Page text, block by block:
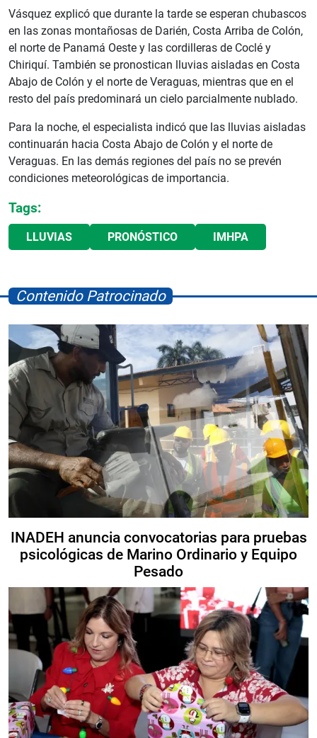
Vásquez explicó que durante la tarde se esperan chubascos
en las zonas montañosas de Darién, Costa Arriba de Colón,
el norte de Panamá Oeste y las cordilleras de Coclé y
Chiriquí. También se pronostican lluvias aisladas en Costa
Abajo de Colón y el norte de Veraguas, mientras que en el
resto del país predominará un cielo parcialmente nublado.
Para la noche, el especialista indicó que las lluvias aisladas
continuarán hacia Costa Abajo de Colón y el norte de
Veraguas. En las demás regiones del país no se prevén
condiciones meteorológicas de importancia.
Tags:
LLUVIAS PRONÓSTICO IMHPA
Contenido Patrocinado
INADEH anuncia convocatorias para pruebas
psicológicas de Marino Ordinario y Equipo
Pesado